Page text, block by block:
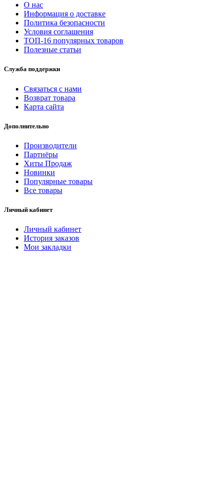
О нас
Информация о доставке
Политика безопасности
Условия соглашения
ТОП-16 популярных товаров
Полезные статьи
Служба поддержки
Связаться с нами
Возврат товара
Карта сайта
Дополнительно
Производители
Партнёры
Хиты Продаж
Новинки
Популярные товары
Все товары
Личный кабинет
Личный кабинет
История заказов
Мои закладки